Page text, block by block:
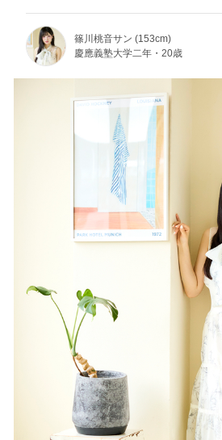
篠川桃音サン (153cm)
慶應義塾大学二年・20歳